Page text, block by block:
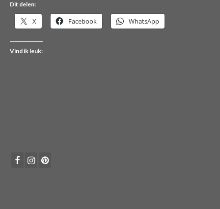
Dit delen:
X Facebook WhatsApp
Vind ik leuk: